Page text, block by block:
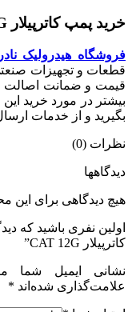
خرید پمپ کاترپیلار CAT 12G
فروشگاه هیدرولیک
قیمت و ضمانت اصالت
بیشتر در مورد خرید
بگیرید و از خدمات
نظرات (0)
دیدگاهها
هیچ دیدگاهی برای
اولین نفری باشید که
کاترپیلار CAT 12G”
نشانی ایمیل شما
علامت‌گذاری شده‌اند *